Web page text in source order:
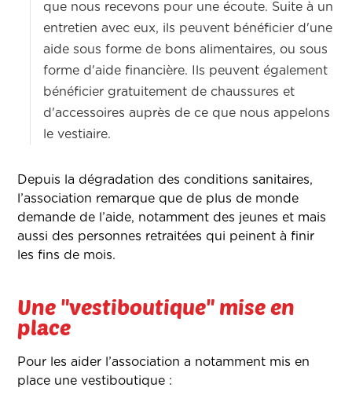
que nous recevons pour une écoute. Suite à un
entretien avec eux, ils peuvent bénéficier d'une
aide sous forme de bons alimentaires, ou sous
forme d'aide financière. Ils peuvent également
bénéficier gratuitement de chaussures et
d'accessoires auprès de ce que nous appelons
le vestiaire.
Depuis la dégradation des conditions sanitaires,
l’association remarque que de plus de monde
demande de l’aide, notamment des jeunes et mais
aussi des personnes retraitées qui peinent à finir
les fins de mois.
Une "vestiboutique" mise en
place
Pour les aider l’association a notamment mis en
place une vestiboutique :